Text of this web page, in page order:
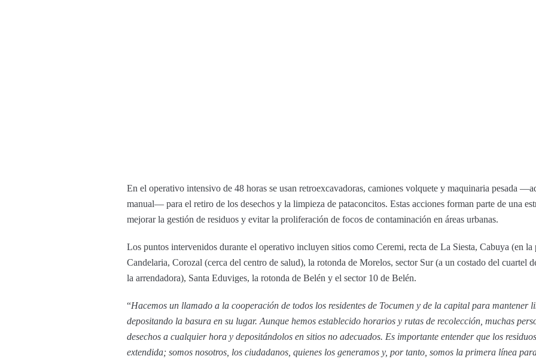
En el operativo intensivo de 48 horas se usan retroexcavadoras, camiones volquete y maquinaria pesada
manual— para el retiro de los desechos y la limpieza de pataconcitos. Estas acciones forman parte de una
mejorar la gestión de residuos y evitar la proliferación de focos de contaminación en áreas urbanas.
Los puntos intervenidos durante el operativo incluyen sitios como Ceremi, recta de La Siesta, Cabuya (en
Candelaria, Corozal (cerca del centro de salud), la rotonda de Morelos, sector Sur (a un costado del cuartel
la arrendadora), Santa Eduviges, la rotonda de Belén y el sector 10 de Belén.
“Hacemos un llamado a la cooperación de todos los residentes de Tocumen y de la capital para mantener
depositando la basura en su lugar. Aunque hemos establecido horarios y rutas de recolección, muchas
desechos a cualquier hora y depositándolos en sitios no adecuados. Es importante entender que los
extendida; somos nosotros, los ciudadanos, quienes los generamos y, por tanto, somos la primera línea